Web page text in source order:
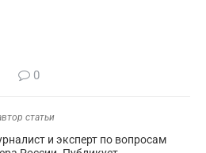
0
статьи
и эксперт по вопросам